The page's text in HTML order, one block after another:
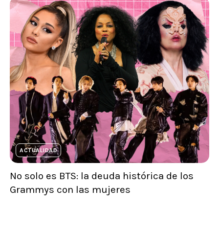
ACTUALIDAD
No solo es BTS: la deuda histórica de los
Grammys con las mujeres